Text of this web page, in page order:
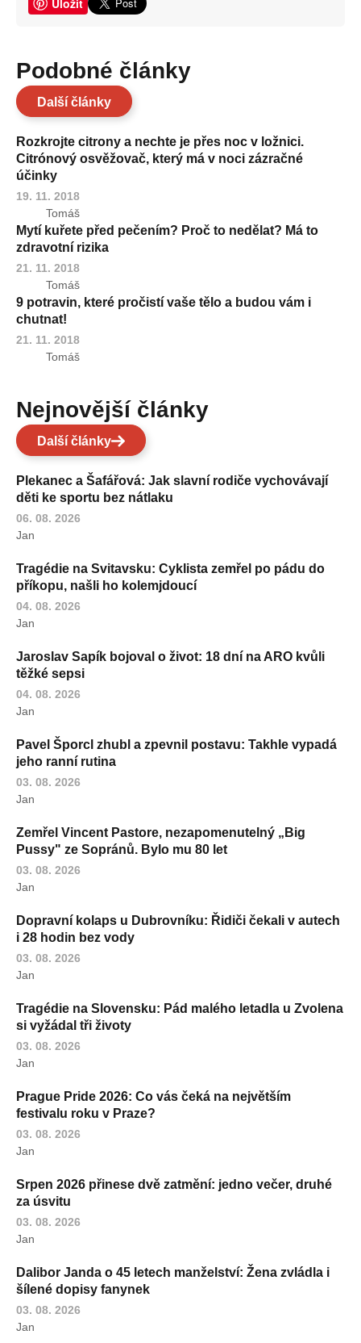
Podobné články
Další články
Rozkrojte citrony a nechte je přes noc v ložnici.
Citrónový osvěžovač, který má v noci zázračné
účinky
19. 11. 2018
Tomáš
Mytí kuřete před pečením? Proč to nedělat? Má to
zdravotní rizika
21. 11. 2018
Tomáš
9 potravin, které pročistí vaše tělo a budou vám i
chutnat!
21. 11. 2018
Tomáš
Nejnovější články
Další články
Plekanec a Šafářová: Jak slavní rodiče vychovávají
děti ke sportu bez nátlaku
06. 08. 2026
Jan
Tragédie na Svitavsku: Cyklista zemřel po pádu do
příkopu, našli ho kolemjdoucí
04. 08. 2026
Jan
Jaroslav Sapík bojoval o život: 18 dní na ARO kvůli
těžké sepsi
04. 08. 2026
Jan
Pavel Šporcl zhubl a zpevnil postavu: Takhle vypadá
jeho ranní rutina
03. 08. 2026
Jan
Zemřel Vincent Pastore, nezapomenutelný „Big
Pussy" ze Sopránů. Bylo mu 80 let
03. 08. 2026
Jan
Dopravní kolaps u Dubrovníku: Řidiči čekali v autech
i 28 hodin bez vody
03. 08. 2026
Jan
Tragédie na Slovensku: Pád malého letadla u Zvolena
si vyžádal tři životy
03. 08. 2026
Jan
Prague Pride 2026: Co vás čeká na největším
festivalu roku v Praze?
03. 08. 2026
Jan
Srpen 2026 přinese dvě zatmění: jedno večer, druhé
za úsvitu
03. 08. 2026
Jan
Dalibor Janda o 45 letech manželství: Žena zvládla i
šílené dopisy fanynek
03. 08. 2026
Jan